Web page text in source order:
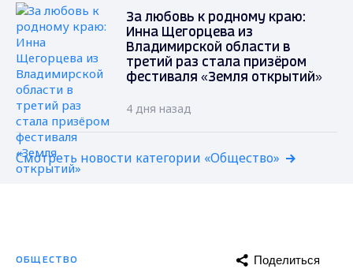
За любовь к родному краю:
Инна Щегорцева из
Владимирской области в
третий раз стала призёром
фестиваля «Земля открытий»
4 дня назад
Смотреть новости категории «Общество»
ОБЩЕСТВО Поделиться